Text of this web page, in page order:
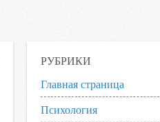
РУБРИКИ
Главная страница
Психология